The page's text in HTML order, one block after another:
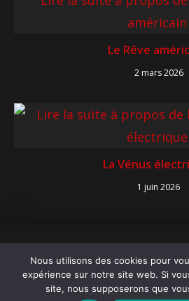
Le Rêve
2 mars 2026
La Vénus
1 juin 2026
Mentions
Politique de
Nous utilisons des cookies pour
expérience sur notre site web. Si
site, nous supposerons que